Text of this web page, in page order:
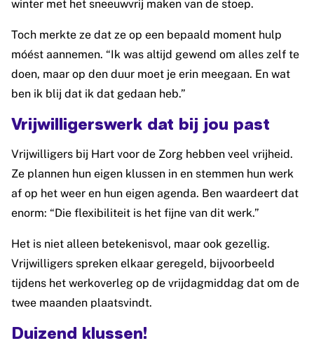
winter met het sneeuwvrij maken van de stoep.
Toch merkte ze dat ze op een bepaald moment hulp
móést aannemen. “Ik was altijd gewend om alles zelf te
doen, maar op den duur moet je erin meegaan. En wat
ben ik blij dat ik dat gedaan heb.”
Vrijwilligerswerk dat bij jou past
Vrijwilligers bij Hart voor de Zorg hebben veel vrijheid.
Ze plannen hun eigen klussen in en stemmen hun werk
af op het weer en hun eigen agenda. Ben waardeert dat
enorm: “Die flexibiliteit is het fijne van dit werk.”
Het is niet alleen betekenisvol, maar ook gezellig.
Vrijwilligers spreken elkaar geregeld, bijvoorbeeld
tijdens het werkoverleg op de vrijdagmiddag dat om de
twee maanden plaatsvindt.
Duizend klussen!